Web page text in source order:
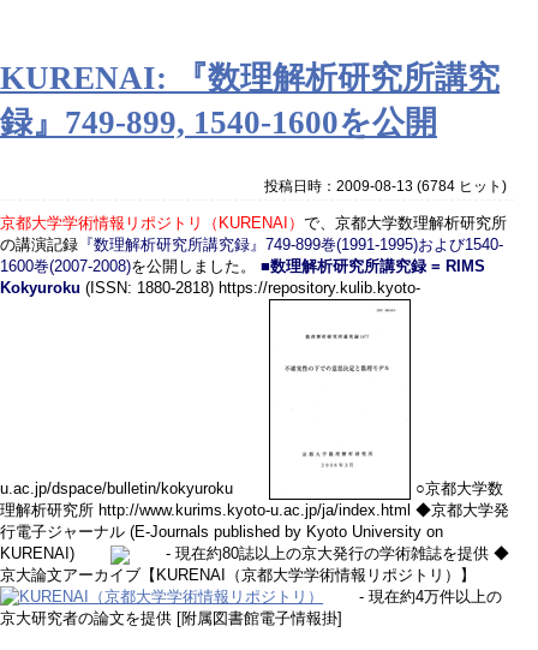
KURENAI: 『数理解析研究所講究
録』749-899, 1540-1600を公開
投稿日時：2009-08-13(6784 ヒット )
京都大学学術情報リポジトリ（KURENAI） で、京都大学数理解析研究所
の講演記録 『数理解析研究所講究録』749-899巻(1991-1995)および1540-
1600巻(2007-2008)を公開しました。 ■数理解析研究所講究録 = RIMS
Kokyuroku (ISSN: 1880-2818) https://repository.kulib.kyoto-
u.ac.jp/dspace/bulletin/kokyuroku
○京都大学数
理解析研究所 http://www.kurims.kyoto-u.ac.jp/ja/index.html ◆京都大学発
行電子ジャーナル (E-Journals published by Kyoto University on
KURENAI)
- 現在約80誌以上の京大発行の学術雑誌を提供 ◆
京大論文アーカイブ【KURENAI（京都大学学術情報リポジトリ）】
- 現在約4万件以上の
京大研究者の論文を提供 [附属図書館電子情報掛]